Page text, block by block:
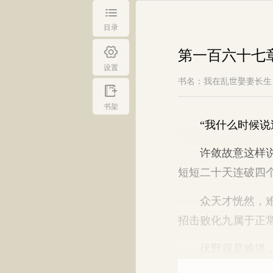
目录
设置
书架
第一百六十七
书名：我在乱世娶妻长生
“我什么时候说
许敛故意这样说
短短二十天连破四
众天才恍然，难
招击败化九属于正